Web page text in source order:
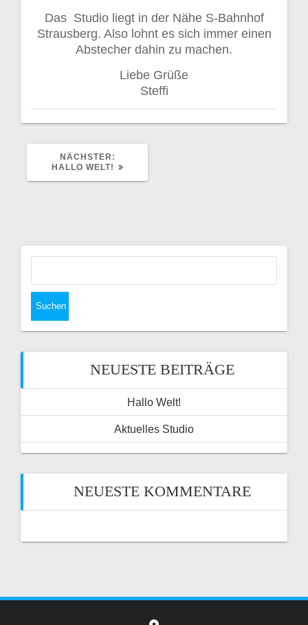
Das Studio liegt in der Nähe S-Bahnhof
Strausberg. Also lohnt es sich immer einen
Abstecher dahin zu machen.
Liebe Grüße
Steffi
NÄCHSTER:
BEITRAG:
HALLO WELT!
NEUESTE BEITRÄGE
Hallo Welt!
Aktuelles Studio
NEUESTE KOMMENTARE